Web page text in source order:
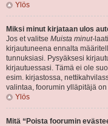
Ylös
Miksi minut kirjataan ulos
Jos et valitse Muista minut-
kirjautuneena ennalta
tunnuksiasi. Pysyäksesi
kirjautuessasi. Tämä ei ole
esim. kirjastossa,
valintaa, foorumin ylläpitäjä
Ylös
Mitä “Poista foorumin